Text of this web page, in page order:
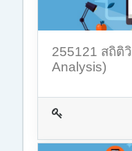
255121 สถิติ
Analysis)